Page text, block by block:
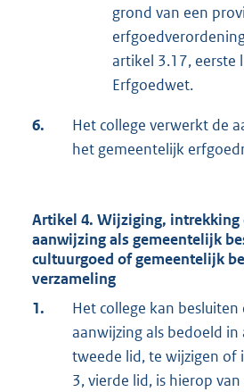
grond van een
artikel 3.17, eerste
Erfgoedwet.
6.
Het college verwerkt de
het gemeentelijk
Artikel 4. Wijziging, intrekking
aanwijzing als gemeentelijk
cultuurgoed of gemeentelijk
verzameling
1.
Het college kan
aanwijzing als bedoeld
tweede lid, te wijzigen of
3, vierde lid, is hierop